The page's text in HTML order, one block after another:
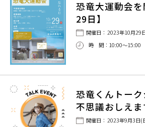
恐竜大運動会
29日】
開催日： 2023年10月29
時 間：10:00〜15:00
恐竜くんトー
不思議おしえ
開催日： 2023年9月3日(